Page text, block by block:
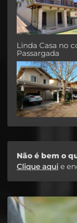
Linda Casa no
Passargada
Não é bem o
Clique aqui e